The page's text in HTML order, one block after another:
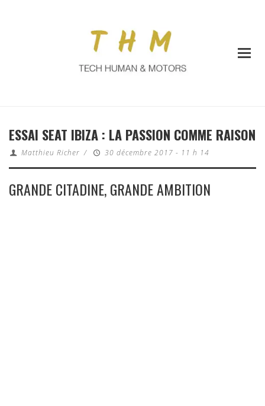
ESSAI SEAT IBIZA : LA PASSION COMME RAISON
Matthieu Richer / 30 décembre 2017 - 11 h 14
GRANDE CITADINE, GRANDE AMBITION